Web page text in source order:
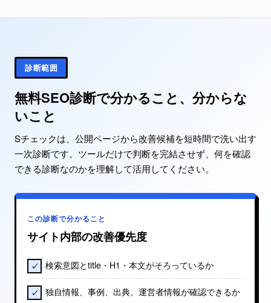
診断範囲
無料SEO診断で分かること、分からな
いこと
Sチェックは、公開ページから改善候補を短時間で洗い出す
一次診断です。ツールだけで判断を完結させず、何を確認
できる診断なのかを理解して活用してください。
この診断で分かること
サイト内部の改善優先度
検索意図とtitle・H1・本文がそろっているか
独自情報、事例、出典、運営者情報が確認できるか